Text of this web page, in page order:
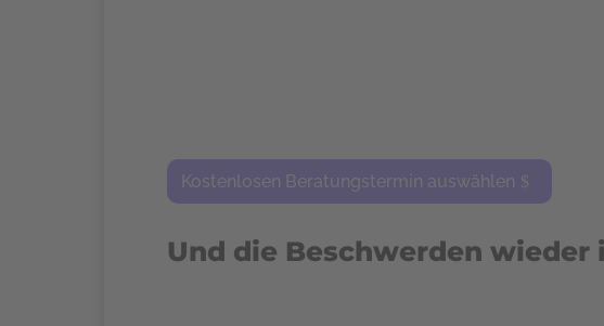
Kostenlosen Beratungstermin auswählen
Und die Beschwerden